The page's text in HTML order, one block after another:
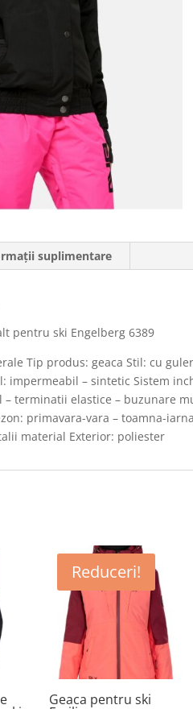
suplimentare
pentru ski Engelberg 6389
Tip produs: geaca Stil: cu
impermeabil – sintetic Sistem
terminatii elastice – buzunare
primavara-vara – toamna-
material Exterior: poliester
Reduceri!
Geaca pentru ski